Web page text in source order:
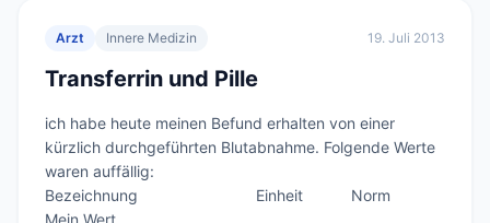
Arzt Innere Medizin 19. Juli 2013
Transferrin und Pille
ich habe heute meinen Befund erhalten von einer
kürzlich durchgeführten Blutabnahme. Folgende Werte
waren auffällig:
Bezeichnung                           Einheit           Norm
Mein Wert